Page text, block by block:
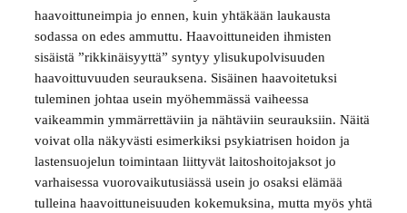
haavoittuneimpia jo ennen, kuin yhtäkään laukausta
sodassa on edes ammuttu. Haavoittuneiden ihmisten
sisäistä ”rikkinäisyyttä” syntyy ylisukupolvisuuden
haavoittuvuuden seurauksena. Sisäinen haavoitetuksi
tuleminen johtaa usein myöhemmässä vaiheessa
vaikeammin ymmärrettäviin ja nähtäviin seurauksiin. Näitä
voivat olla näkyvästi esimerkiksi psykiatrisen hoidon ja
lastensuojelun toimintaan liittyvät laitoshoitojaksot jo
varhaisessa vuorovaikutusiässä usein jo osaksi elämää
tulleina haavoittuneisuuden kokemuksina, mutta myös yhtä